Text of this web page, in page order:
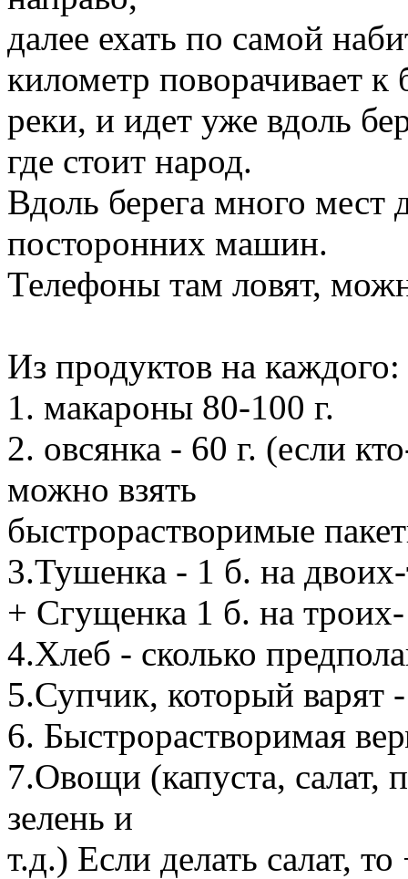
далее ехать по самой
километр поворачивает к
реки, и идет уже вдоль
где стоит народ.
Вдоль берега много мест
посторонних машин.
Телефоны там ловят,
Из продуктов на каждого:
1. макароны 80-100 г.
2. овсянка - 60 г. (если
можно взять
быстрорастворимые
3.Тушенка - 1 б. на
+ Сгущенка 1 б. на троих-
4.Хлеб - сколько
5.Супчик, который варят
6. Быстрорастворимая
7.Овощи (капуста,
зелень и
т.д.) Если делать салат,